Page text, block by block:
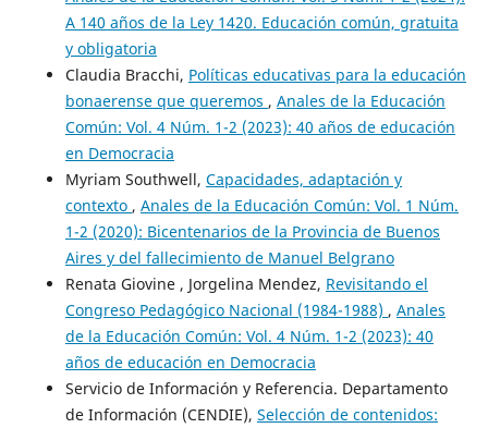
A 140 años de la Ley 1420. Educación común, gratuita
y obligatoria
Claudia Bracchi, Políticas educativas para la educación
bonaerense que queremos , Anales de la Educación
Común: Vol. 4 Núm. 1-2 (2023): 40 años de educación
en Democracia
Myriam Southwell, Capacidades, adaptación y
contexto , Anales de la Educación Común: Vol. 1 Núm.
1-2 (2020): Bicentenarios de la Provincia de Buenos
Aires y del fallecimiento de Manuel Belgrano
Renata Giovine , Jorgelina Mendez, Revisitando el
Congreso Pedagógico Nacional (1984-1988) , Anales
de la Educación Común: Vol. 4 Núm. 1-2 (2023): 40
años de educación en Democracia
Servicio de Información y Referencia. Departamento
de Información (CENDIE), Selección de contenidos: